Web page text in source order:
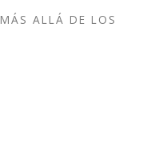
MÁS ALLÁ DE LOS